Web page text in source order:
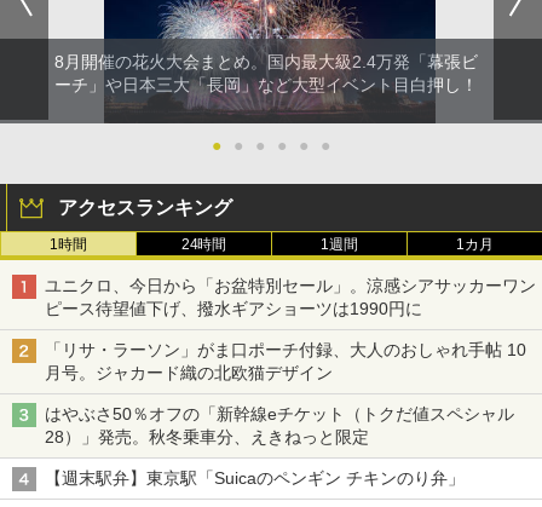
8月開催の花火大会まとめ。国内最大級2.4万発「幕張ビ
ーチ」や日本三大「長岡」など大型イベント目白押し！
● ● ● ● ● ●
アクセスランキング
1時間 24時間 1週間 1カ月
ユニクロ、今日から「お盆特別セール」。涼感シアサッカーワン
ピース待望値下げ、撥水ギアショーツは1990円に
「リサ・ラーソン」がま口ポーチ付録、大人のおしゃれ手帖 10
月号。ジャカード織の北欧猫デザイン
はやぶさ50％オフの「新幹線eチケット（トクだ値スペシャル
28）」発売。秋冬乗車分、えきねっと限定
【週末駅弁】東京駅「Suicaのペンギン チキンのり弁」